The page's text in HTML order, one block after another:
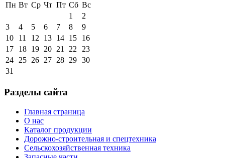
Пн Вт Ср Чт Пт Сб Вс
1
2
3
4 5 6 7 8
9
10
11 12 13 14 15
16
17
18 19 20 21 22 23
24 25 26 27 28 29 30
31
Разделы сайта
Главная страница
О нас
Каталог продукции
Дорожно-строительная и спецтехника
Сельскохозяйственная техника